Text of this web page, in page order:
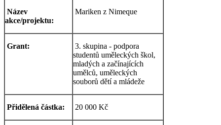
Název
akce/projektu:
Mariken z Nimeque
Grant:
3. skupina - podpora
studentů uměleckých škol,
mladých a začínajících
umělců, uměleckých
souborů dětí a mládeže
Přidělená částka: 20 000 Kč